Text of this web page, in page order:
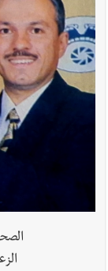
أخبار لبنان
يُحذّر من الفراغ !
ليلة
ثقوب